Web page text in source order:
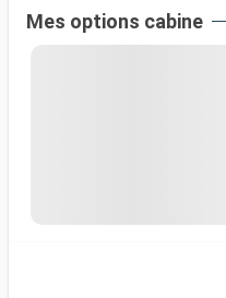
Mes options cabine